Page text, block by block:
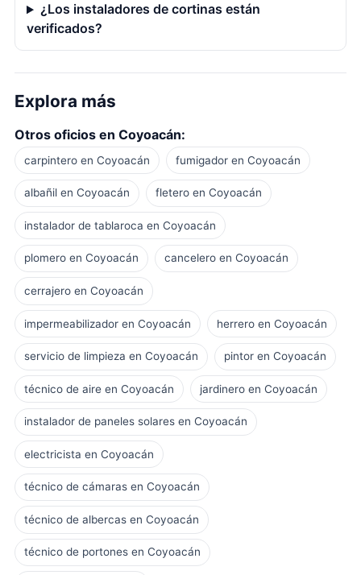
¿Los instaladores de cortinas están
verificados?
Explora más
Otros oficios en Coyoacán:
carpintero en Coyoacán fumigador en Coyoacán
albañil en Coyoacán fletero en Coyoacán
instalador de tablaroca en Coyoacán
plomero en Coyoacán cancelero en Coyoacán
cerrajero en Coyoacán
impermeabilizador en Coyoacán herrero en Coyoacán
servicio de limpieza en Coyoacán pintor en Coyoacán
técnico de aire en Coyoacán jardinero en Coyoacán
instalador de paneles solares en Coyoacán
electricista en Coyoacán
técnico de cámaras en Coyoacán
técnico de albercas en Coyoacán
técnico de portones en Coyoacán